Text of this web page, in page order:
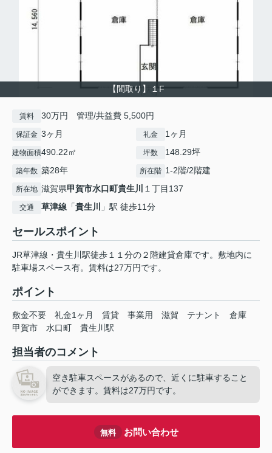
【間取り】１F
賃料 30万円 管理/共益費 5,500円
保証金 3ヶ月 礼金 1ヶ月
建物面積490.22㎡ 坪数 148.29坪
築年数 築28年 所在階 1-2階/2階建
所在地 滋賀県甲賀市水口町貴生川 １丁目137
交通 草津線 「貴生川 」駅 徒歩11分
セールスポイント
JR草津線・貴生川駅徒歩１１分の２階建貸倉庫です。敷地内に
駐車場スペース有。賃料は27万円です。
ポイント
敷金不要 礼金1ヶ月 賃貸 事業用 滋賀 テナント
倉庫
甲賀市
水口町 貴生川駅
担当者のコメント
空き駐車スペースがあるので、近くに駐車すること
ができます。賃料は27万円です。
無料 お問い合わせ